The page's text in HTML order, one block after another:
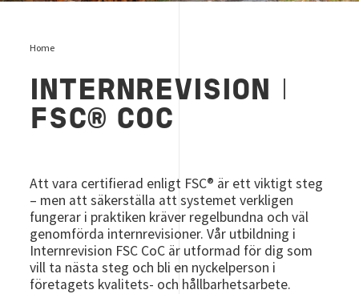
Home
INTERNREVISION
FSC® COC
Att vara certifierad enligt FSC® är ett viktigt steg
– men att säkerställa att systemet verkligen
fungerar i praktiken kräver regelbundna och väl
genomförda internrevisioner. Vår utbildning i
Internrevision FSC CoC är utformad för dig som
vill ta nästa steg och bli en nyckelperson i
företagets kvalitets- och hållbarhetsarbete.